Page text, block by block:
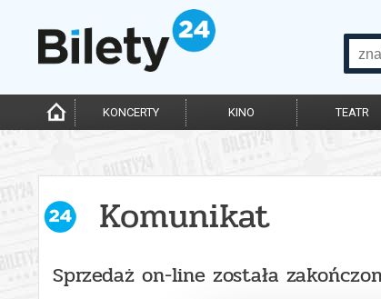
KONCERTY KINO TEATR
Komunikat
Sprzedaż on-line została